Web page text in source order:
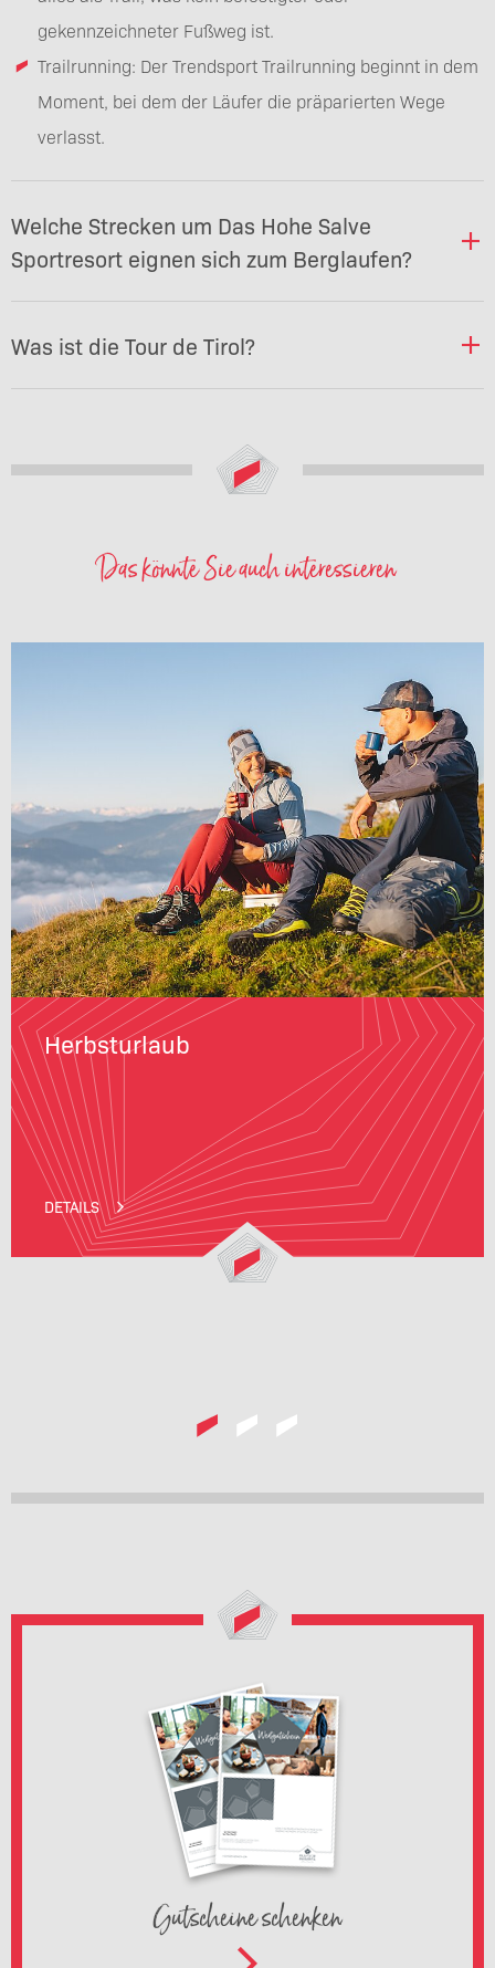
gekennzeichneter Fußweg ist.
Trailrunning: Der Trendsport Trailrunning beginnt in dem
Moment, bei dem der Läufer die präparierten Wege
verlasst.
Welche Strecken um Das Hohe Salve
Sportresort eignen sich zum Berglaufen?
Was ist die Tour de Tirol?
Das könnte Sie auch interessieren
Herbsturlaub
DETAILS
Gutscheine schenken